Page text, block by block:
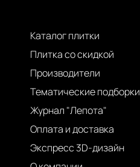
Каталог плитки
Плитка со скидкой
Производители
Тематические подборки
Журнал "Лепота"
Оплата и доставка
Экспресс 3D-дизайн